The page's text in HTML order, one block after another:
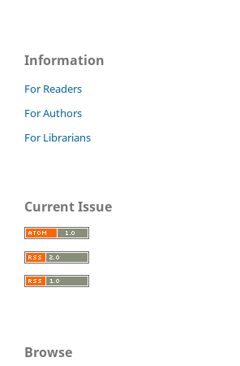
Information
For Readers
For Authors
For Librarians
Current Issue
Browse